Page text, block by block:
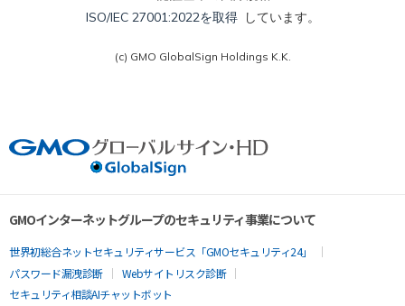
ISO/IEC 27001:2022を取得しています。
(c) GMO GlobalSign Holdings K.K.
GMOインターネットグループのセキュリティ事業について
世界初総合ネットセキュリティサービス「GMOセキュリティ24」
パスワード漏洩診断
Webサイトリスク診断
セキュリティ相談AIチャットボット